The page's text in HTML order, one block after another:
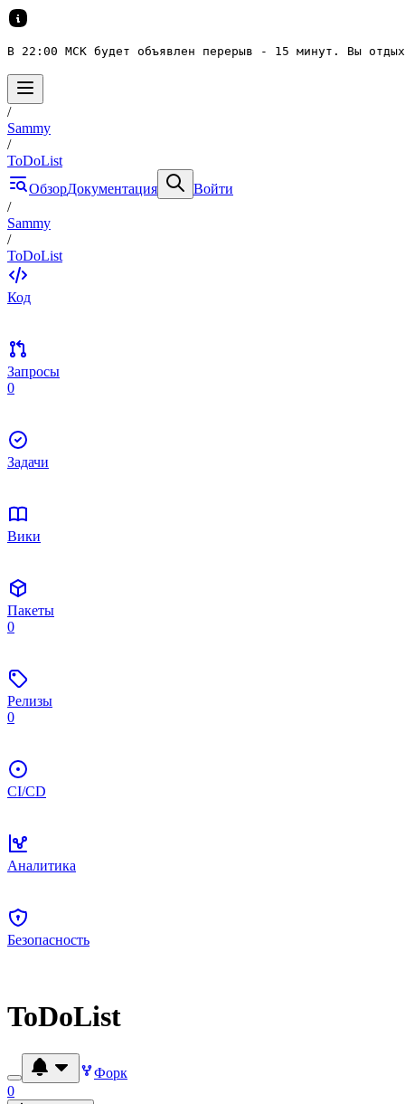
В 22:00 МСК будет объявлен перерыв - 15 минут. Вы
/
Sammy
/
ToDoList
ОбзорДокументация
Войти
/
Sammy
/
ToDoList
Код
Запросы
0
Задачи
Вики
Пакеты
0
Релизы
0
CI/CD
Аналитика
Безопасность
ToDoList
Форк
0